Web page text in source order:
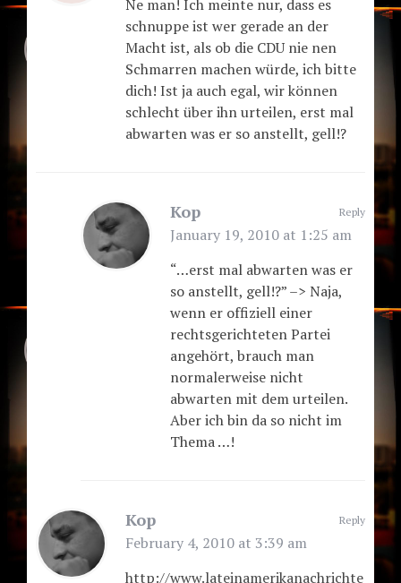
Ne man! Ich meinte nur, dass es
schnuppe ist wer gerade an der
Macht ist, als ob die CDU nie nen
Schmarren machen würde, ich bitte
dich! Ist ja auch egal, wir können
schlecht über ihn urteilen, erst mal
abwarten was er so anstellt, gell!?
Kop
January 19, 2010 at 1:25 am
“…erst mal abwarten was er
so anstellt, gell!?” –> Naja,
wenn er offiziell einer
rechtsgerichteten Partei
angehört, brauch man
normalerweise nicht
abwarten mit dem urteilen.
Aber ich bin da so nicht im
Thema …!
Reply
Kop
February 4, 2010 at 3:39 am
http://www.lateinamerikanachrichte
Reply